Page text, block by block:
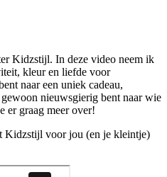
Kidzstijl. In deze video neem ik
kleur en liefde voor
naar een uniek cadeau,
nieuwsgierig bent naar wie
er graag meer over!
Kidzstijl voor jou (en je kleintje)